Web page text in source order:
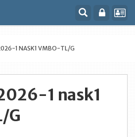
1 NASK1 VMBO-TL/G
1 nask1
G